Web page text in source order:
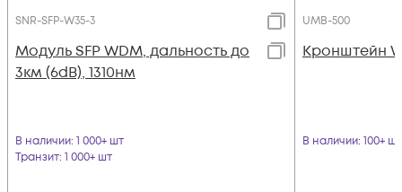
SNR-SFP-W35-3
Модуль SFP WDM, дальность до
3км (6dB), 1310нм
В наличии: 1 000+ шт
Транзит: 1 000+ шт
UMB-500
Кронштейн
В наличии: 100+ шт